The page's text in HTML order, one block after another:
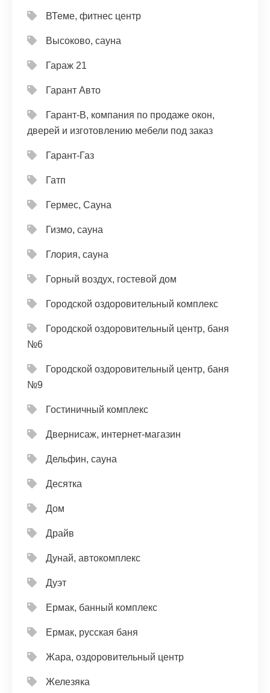
ВТеме, фитнес центр
Высоково, сауна
Гараж 21
Гарант Авто
Гарант-В, компания по продаже окон,
дверей и изготовлению мебели под заказ
Гарант-Газ
Гатп
Гермес, Сауна
Гизмо, сауна
Глория, сауна
Горный воздух, гостевой дом
Городской оздоровительный комплекс
Городской оздоровительный центр, баня
№6
Городской оздоровительный центр, баня
№9
Гостиничный комплекс
Двернисаж, интернет-магазин
Дельфин, сауна
Десятка
Дом
Драйв
Дунай, автокомплекс
Дуэт
Ермак, банный комплекс
Ермак, русская баня
Жара, оздоровительный центр
Железяка